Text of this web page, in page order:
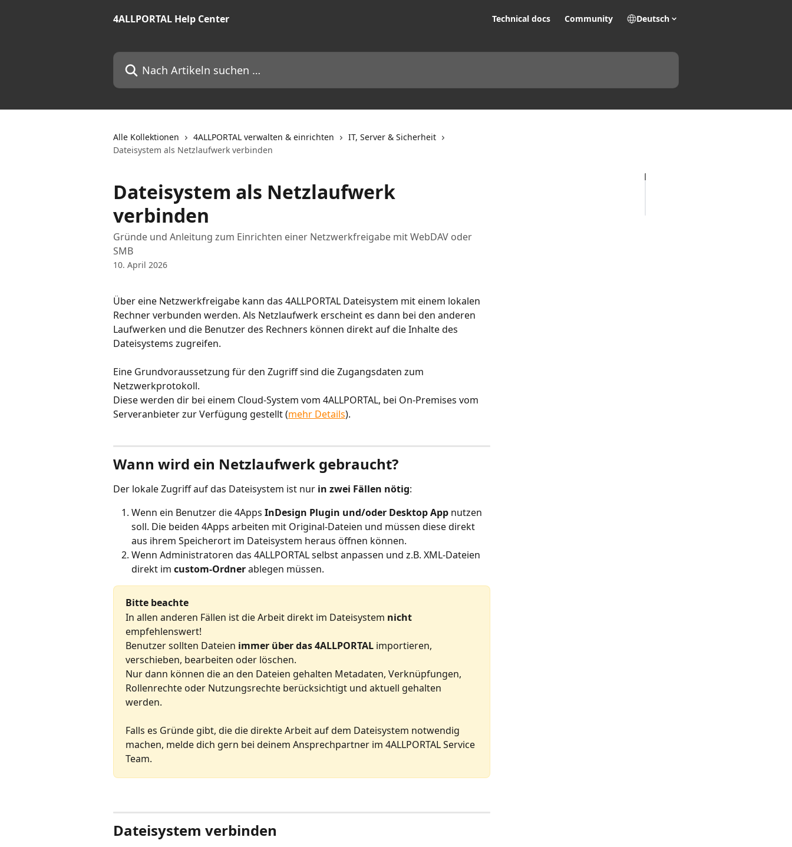
4ALLPORTAL Help Center
Technical docs Community Deutsch
Nach Artikeln suchen …
Alle Kollektionen 4ALLPORTAL verwalten & einrichten
IT, Server & Sicherheit
Dateisystem als Netzlaufwerk verbinden
Dateisystem als Netzlaufwerk
verbinden
Gründe und Anleitung zum Einrichten einer Netzwerkfreigabe mit WebDAV oder
SMB
10. April 2026
Über eine Netzwerkfreigabe kann das 4ALLPORTAL Dateisystem mit einem lokalen
Rechner verbunden werden. Als Netzlaufwerk erscheint es dann bei den anderen
Laufwerken und die Benutzer des Rechners können direkt auf die Inhalte des
Dateisystems zugreifen.
Eine Grundvoraussetzung für den Zugriff sind die Zugangsdaten zum
Netzwerkprotokoll.
Diese werden dir bei einem Cloud-System vom 4ALLPORTAL, bei On-Premises vom
Serveranbieter zur Verfügung gestellt (mehr Details).
Wann wird ein Netzlaufwerk gebraucht?
Der lokale Zugriff auf das Dateisystem ist nur in zwei Fällen nötig:
Wenn ein Benutzer die 4Apps InDesign Plugin und/oder Desktop App nutzen
soll. Die beiden 4Apps arbeiten mit Original-Dateien und müssen diese direkt
aus ihrem Speicherort im Dateisystem heraus öffnen können.
Wenn Administratoren das 4ALLPORTAL selbst anpassen und z.B. XML-Dateien
direkt im custom-Ordner ablegen müssen.
Bitte beachte
In allen anderen Fällen ist die Arbeit direkt im Dateisystem nicht
empfehlenswert!
Benutzer sollten Dateien immer über das 4ALLPORTAL importieren,
verschieben, bearbeiten oder löschen.
Nur dann können die an den Dateien gehalten Metadaten, Verknüpfungen,
Rollenrechte oder Nutzungsrechte berücksichtigt und aktuell gehalten
werden.
Falls es Gründe gibt, die die direkte Arbeit auf dem Dateisystem notwendig
machen, melde dich gern bei deinem Ansprechpartner im 4ALLPORTAL Service
Team.
Dateisystem verbinden